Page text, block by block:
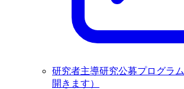
研究者主導研究公募プログラム
開きます）